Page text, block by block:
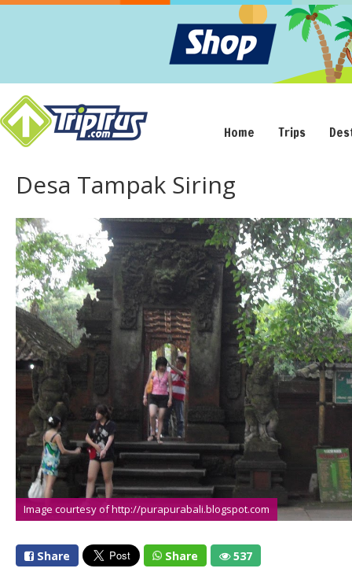
Home Trips
Desa Tampak Siring
Image courtesy of http://purapurabali.blogspot.com
Share Share 537